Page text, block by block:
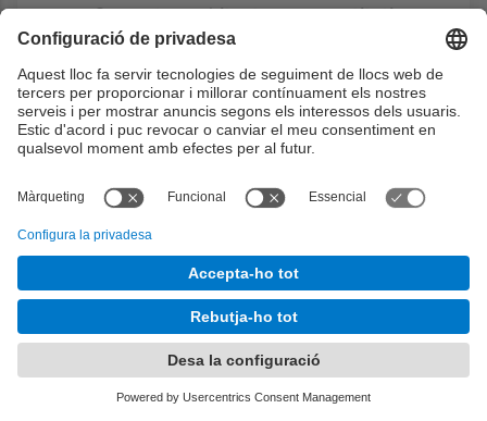
Computer architecture: a quantitative
approach- Hennessy, John L.; Patterson,
D, Elsevier, Morgan Kaufmann, 2019. ISBN:
9780128119051
https://discovery.upc.edu/discovery/fulldi
docid=alma991004117509706711&contex
t=L&vid=34CSUC_UPC:VU1&lang=ca
Complementari
Computer systems: a programmer's
perspective- Bryant, R.E.; O'Hallaron,
D.R, Pearson, 2016. ISBN: 9781292101767
https://discovery.upc.edu/discovery/fulldi